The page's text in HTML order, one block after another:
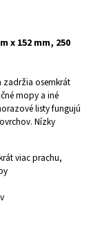
x 152 mm, 250
zadržia osemkrát
mopy a iné
listy fungujú
Nízky
viac prachu,